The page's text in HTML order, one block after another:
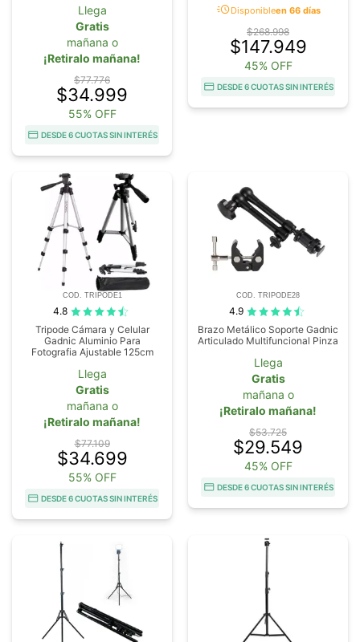
Llega
Gratis
mañana o
¡Retiralo mañana!
$77.776
$34.999
55% OFF
DESDE 6 CUOTAS SIN INTERÉS
acuteDisponibleen 66 días
$268.998
$147.949
45% OFF
DESDE 6 CUOTAS SIN INTERÉS
COD. TRIPODE1
4.8
Tripode Cámara y Celular
Gadnic Aluminio Para
Fotografia Ajustable 125cm
Llega
Gratis
mañana o
¡Retiralo mañana!
$77.109
$34.699
55% OFF
DESDE 6 CUOTAS SIN INTERÉS
COD. TRIPODE28
4.9
Brazo Metálico Soporte Gadnic
Articulado Multifuncional Pinza
Llega
Gratis
mañana o
¡Retiralo mañana!
$53.725
$29.549
45% OFF
DESDE 6 CUOTAS SIN INTERÉS